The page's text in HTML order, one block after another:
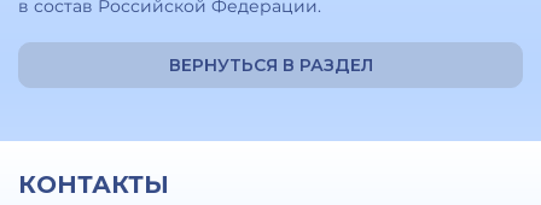
в состав Российской Федерации.
ВЕРНУТЬСЯ В РАЗДЕЛ
КОНТАКТЫ